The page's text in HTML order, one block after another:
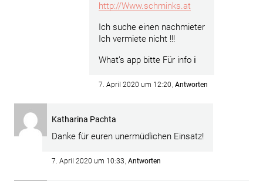
http://Www.schminks.at
Ich suche einen nachmieter
Ich vermiete nicht !!!
What’s app bitte Für info ℹ️
7. April 2020 um 12:20 Antworten
Katharina Pachta
Danke für euren unermüdlichen Einsatz!
7. April 2020 um 10:33 Antworten